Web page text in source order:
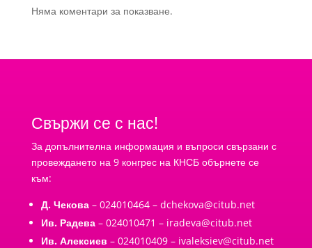
Няма коментари за показване.
Свържи се с нас!
За допълнителна информация и въпроси свързани с
провеждането на 9 конгрес на КНСБ обърнете се
към:
Д. Чекова– 024010464 – dchekova@citub.net
Ив. Радева– 024010471 – iradeva@citub.net
Ив. Алексиев – 024010409 – ivaleksiev@citub.net